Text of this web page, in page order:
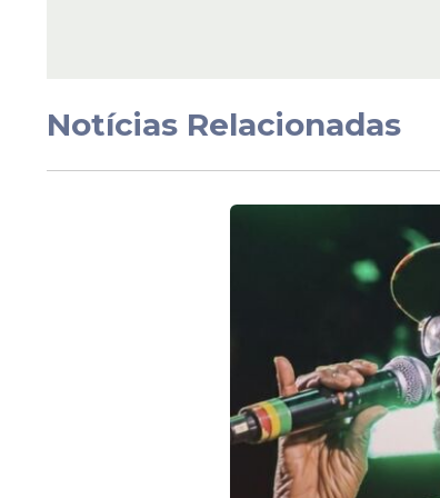
Veja Também
da cidade,
humanizado às mulheres,
Notícias Relacionadas